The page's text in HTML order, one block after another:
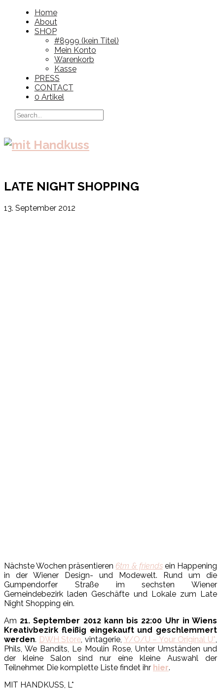
Home
About
SHOP
#8999 (kein Titel)
Mein Konto
Warenkorb
Kasse
PRESS
CONTACT
0 Artikel
LATE NIGHT SHOPPING
13. September 2012
Nächste Wochen präsentieren 6tm & friendsein Happening
in der Wiener Design- und Modewelt. Rund um die
Gumpendorfer Straße im sechsten Wiener
Gemeindebezirk laden Geschäfte und Lokale zum Late
Night Shopping ein.
Am 21. September 2012 kann bis 22:00 Uhr in Wiens
Kreativbezirk fleißig eingekauft und geschlemmert
werden. DWH Store , vintagerie, Y/O/U – Your Original U*
Phils, We Bandits, Le Moulin Rose, Unter Umständen und
der kleine Salon sind nur eine kleine Auswahl der
Teilnehmer. Die komplette Liste findet ihr hier.
MIT HANDKUSS, L*